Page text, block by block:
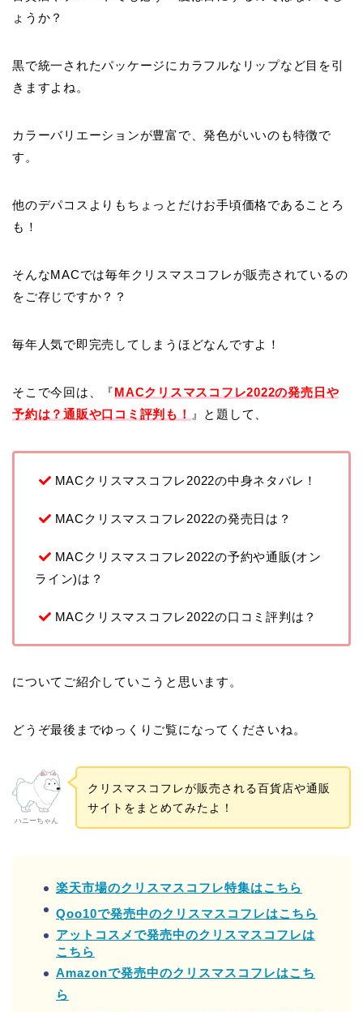
ょうか？
黒で統一されたパッケージにカラフルなリップなど目を引
きますよね。
カラーバリエーションが豊富で、発色がいいのも特徴で
す。
他のデパコスよりもちょっとだけお手頃価格であることろ
も！
そんなMACでは毎年クリスマスコフレが販売されているの
をご存じですか？？
毎年人気で即完売してしまうほどなんですよ！
そこで今回は、『MACクリスマスコフレ2022の発売日や
予約は？通販や口コミ評判も！
』と題して、
MACクリスマスコフレ2022の中身ネタバレ！
MACクリスマスコフレ2022の発売日は？
MACクリスマスコフレ2022の予約や通販(オン
ライン)は？
MACクリスマスコフレ2022の口コミ評判は？
についてご紹介していこうと思います。
どうぞ最後までゆっくりご覧になってくださいね。
ハニーちゃん
クリスマスコフレが販売される百貨店や通販
サイトをまとめてみたよ！
楽天市場のクリスマスコフレ特集はこちら
Qoo10で発売中のクリスマスコフレはこちら
アットコスメで発売中のクリスマスコフレは
こちら
Amazonで発売中のクリスマスコフレはこち
ら